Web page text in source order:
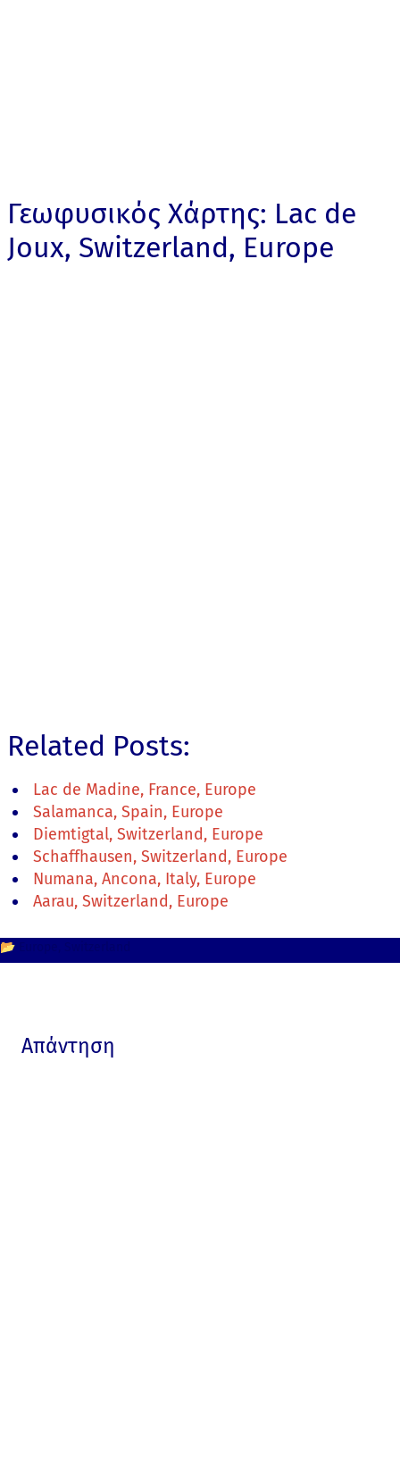
Γεωφυσικός Χάρτης: Lac de
Joux, Switzerland, Europe
Related Posts:
Lac de Madine, France, Europe
Salamanca, Spain, Europe
Diemtigtal, Switzerland, Europe
Schaffhausen, Switzerland, Europe
Numana, Ancona, Italy, Europe
Aarau, Switzerland, Europe
📂
Απάντηση